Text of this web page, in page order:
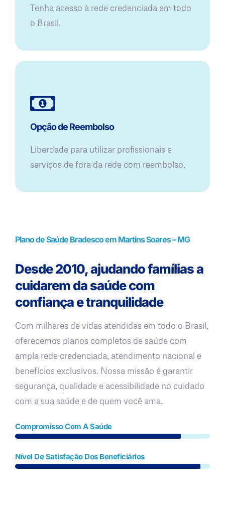
Tenha acesso à rede credenciada em todo
o Brasil.
Opção de Reembolso
Liberdade para utilizar profissionais e
serviços de fora da rede com reembolso.
Plano de Saúde Bradesco em Martins Soares – MG
Desde 2010, ajudando famílias a
cuidarem da saúde com
confiança e tranquilidade
Com milhares de vidas atendidas em todo o Brasil,
oferecemos planos completos de saúde com
ampla rede credenciada, atendimento nacional e
benefícios exclusivos. Nossa missão é garantir
segurança, qualidade e acessibilidade no cuidado
com a sua saúde e de quem você ama.
Compromisso Com A Saúde
Nível De Satisfação Dos Beneficiários